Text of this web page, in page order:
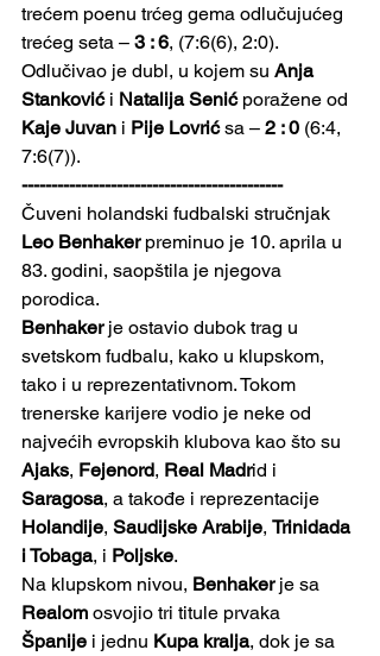
trećem poenu trćeg gema odlučujućeg
trećeg seta – 3 : 6, (7:6(6), 2:0).
Odlučivao je dubl, u kojem su Anja
Stanković i Natalija Senić poražene od
Kaje Juvan i Pije Lovrić sa – 2 : 0 (6:4,
7:6(7)).
--------------------------------------------
Čuveni holandski fudbalski stručnjak
Leo Benhaker preminuo je 10. aprila u
83. godini, saopštila je njegova
porodica.
Benhaker je ostavio dubok trag u
svetskom fudbalu, kako u klupskom,
tako i u reprezentativnom. Tokom
trenerske karijere vodio je neke od
najvećih evropskih klubova kao što su
Ajaks, Fejenord, Real Madrid i
Saragosa, a takođe i reprezentacije
Holandije, Saudijske Arabije, Trinidada
i Tobaga, i Poljske.
Na klupskom nivou, Benhaker je sa
Realom osvojio tri titule prvaka
Španije i jednu Kupa kralja, dok je sa